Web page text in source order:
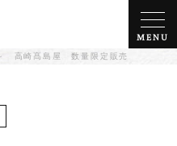
MENU
高崎髙島屋 数量限定販売